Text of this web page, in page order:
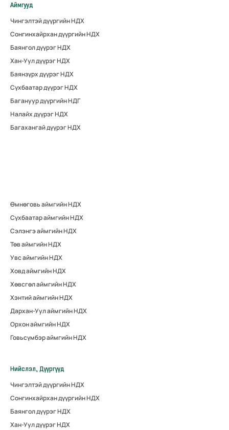
Аймгууд
Чингэлтэй дүүргийн НДХ
Сонгинхайрхан дүүргийн НДХ
Баянгол дүүрэг НДХ
Хан-Уул дүүрэг НДХ
Баянзүрх дүүрэг НДХ
Сүхбаатар дүүрэг НДХ
Багануур дүүргийн НДГ
Налайх дүүрэг НДХ
Багахангай дүүрэг НДХ
Өмнөговь аймгийн НДХ
Сүхбаатар аймгийн НДХ
Сэлэнгэ аймгийн НДХ
Төв аймгийн НДХ
Увс аймгийн НДХ
Ховд аймгийн НДХ
Хөвсгөл аймгийн НДХ
Хэнтий аймгийн НДХ
Дархан-Уул аймгийн НДХ
Орхон аймгийн НДХ
Говьсүмбэр аймгийн НДХ
Нийслэл, Дүүргүүд
Чингэлтэй дүүргийн НДХ
Сонгинхайрхан дүүргийн НДХ
Баянгол дүүрэг НДХ
Хан-Уул дүүрэг НДХ